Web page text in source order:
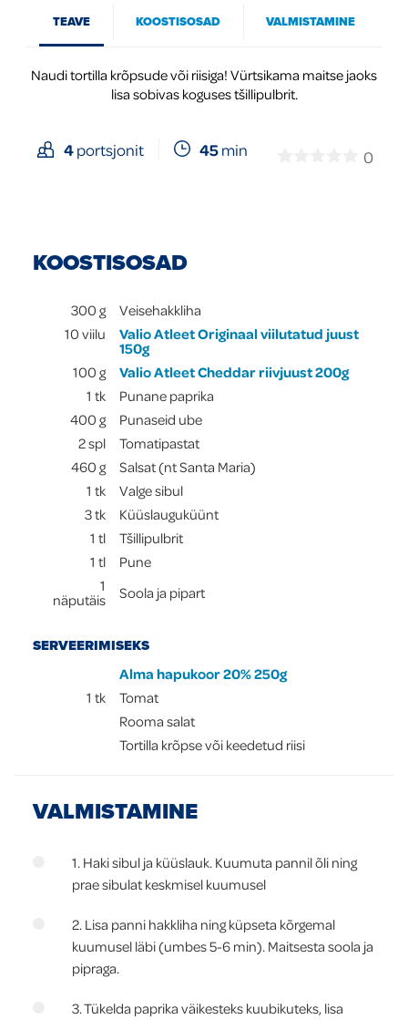
Global
TEAVE KOOSTISOSAD VALMISTAMINE
Naudi tortilla krõpsude või riisiga! Vürtsikama maitse jaoks
lisa sobivas koguses tšillipulbrit.
4portsjonit 45min 0
KOOSTISOSAD
300 g
Veisehakkliha
10 viilu
Valio Atleet Originaal viilutatud juust
150g
100 g
Valio Atleet Cheddar riivjuust 200g
1 tk
Punane paprika
400 g
Punaseid ube
2spl
Tomatipastat
460 g
Salsat (nt Santa Maria)
1 tk
Valge sibul
3tk
Küüslauguküünt
1 tl
Tšillipulbrit
1 tl
Pune
1
näputäis
Soola ja pipart
SERVEERIMISEKS
Alma hapukoor 20% 250g
1 tk
Tomat
Rooma salat
Tortilla krõpse või keedetud riisi
VALMISTAMINE
1. Haki sibul ja küüslauk. Kuumuta pannil õli ning
prae sibulat keskmisel kuumusel
2. Lisa panni hakkliha ning küpseta kõrgemal
kuumusel läbi (umbes 5-6 min). Maitsesta soola ja
pipraga.
3. Tükelda paprika väikesteks kuubikuteks, lisa